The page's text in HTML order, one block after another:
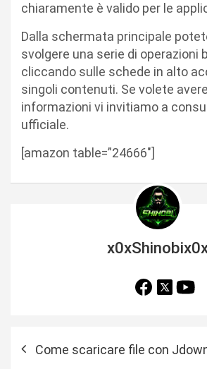
chiaramente è valido per le
Dalla schermata principale
svolgere una serie di operazioni
cliccando sulle schede in alto
singoli contenuti. Se volete
informazioni vi invitiamo a
ufficiale.
[amazon table=”24666″]
Come scaricare file con